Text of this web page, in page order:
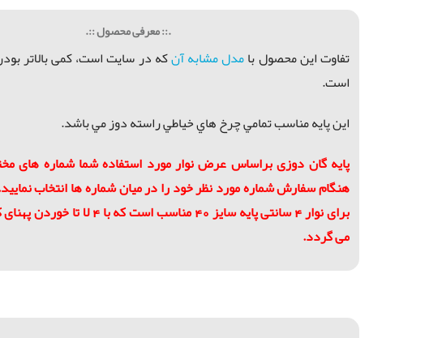
.:: معرفی محصول ::.
تفاوت این محصول بامدل مشابه آنکه در سایت است، کمی بالاتر
است.
اين پايه مناسب تمامي چرخ هاي خياطي راسته دوز مي باشد.
پايه گان دوزی براساس عرض نوار مورد استفاده شما شماره های
هنگام سفارش شماره مورد نظر خود را در میان شماره ها انتخاب
برای نوار 4 سانتی پایه سایز 40 مناسب
می گردد.